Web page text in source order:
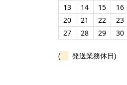
13
14 15 16
20
21 22 23
27
28 29 30
( 発送業務休日)